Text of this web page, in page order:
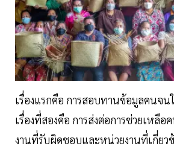
เรื่องแรกคือ การสอบทานข้อมูลคนจน
เรื่องที่สองคือ การส่งต่อการช่วยเหลื
งานที่รับผิดชอบและหน่วยงานที่เกี่ยว